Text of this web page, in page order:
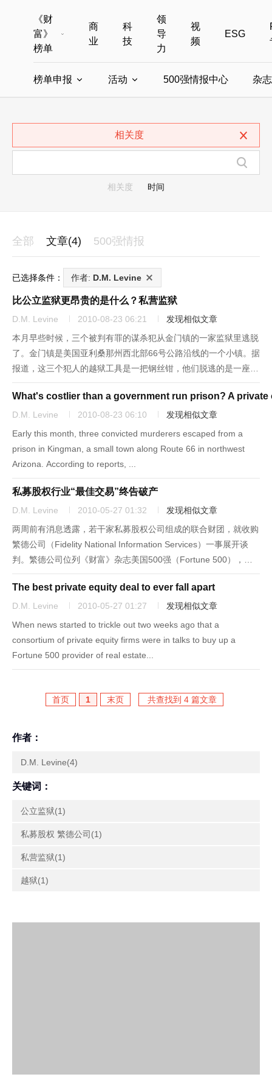
《财
富》
榜单
全部榜单
中国最具影响力商界女性
商
业
科
技
领
导
力
视
频
ESG
榜单申报 活动 500强情报中心 杂
相关度
相关度 时间
全部 文章(4) 500强情报
已选择条件： 作者: D.M. Levine
比公立监狱更昂贵的是什么？私营监狱
D.M. Levine 2010-08-23 06:21
发现相似文章
本月早些时候，三个被判有罪的谋杀犯从金门镇的一家监狱里逃脱
了。金门镇是美国亚利桑那州西北部66号公路沿线的一个小镇。据
报道，这三个犯人的越狱工具是一把钢丝钳，他们脱逃的是一座中
等戒备的监狱，由一家总部位于犹他州的私营监狱公司——管理与
训练公司（Management & Training Corp）运...
What's costlier than a government run prison? A private
D.M. Levine 2010-08-23 06:10
发现相似文章
Early this month, three convicted murderers escaped from a
prison in Kingman, a small town along Route 66 in northwest
Arizona. According to reports, ...
私募股权行业“最佳交易”终告破产
D.M. Levine 2010-05-27 01:32
发现相似文章
两周前有消息透露，若干家私募股权公司组成的联合财团，就收购
繁德公司（Fidelity National Information Services）一事展开谈
判。繁德公司位列《财富》杂志美国500强（Fortune 500），是
一家房地产和金融服务提供商。本次收购的规模之大，立即引起了
金融界各方的热烈...
The best private equity deal to ever fall apart
D.M. Levine 2010-05-27 01:27
发现相似文章
When news started to trickle out two weeks ago that a
consortium of private equity firms were in talks to buy up a
Fortune 500 provider of real estate...
首页 1 末页 共查找到 4 篇文章
作者：
D.M. Levine(4)
关键词：
公立监狱(1)
私募股权 繁德公司(1)
私营监狱(1)
越狱(1)